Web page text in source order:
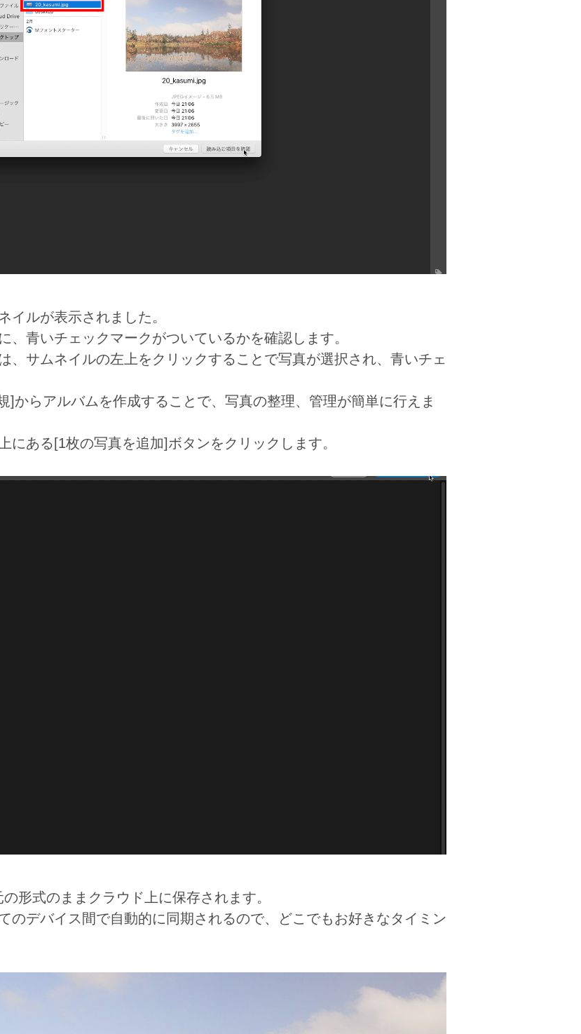
イルが表示されました。
、青いチェックマークがついているかを確認します。
、サムネイルの左上をクリックすることで写真が選択され、青いチェ
]からアルバムを作成することで、写真の整理、管理が簡単に行えま
にある[1枚の写真を追加]ボタンをクリックします。
形式のままクラウド上に保存されます。
のデバイス間で自動的に同期されるので、どこでもお好きなタイミン